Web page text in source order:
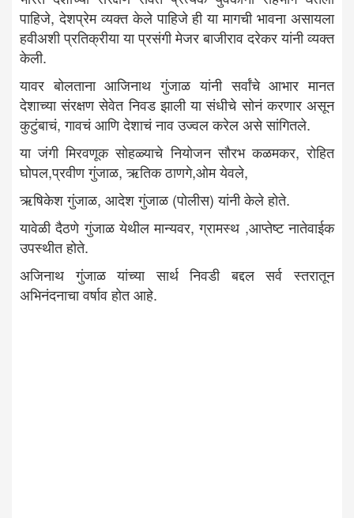
पाहिजे, देशप्रेम व्यक्त केले पाहिजे ही या मागची भावना असायला
हवीअशी प्रतिक्रीया या प्रसंगी मेजर बाजीराव दरेकर यांनी व्यक्त
केली.
यावर बोलताना आजिनाथ गुंजाळ यांनी सर्वांचे आभार मानत
देशाच्या संरक्षण सेवेत निवड झाली या संधीचे सोनं करणार असून
कुटुंबाचं, गावचं आणि देशाचं नाव उज्वल करेल असे सांगितले.
या जंगी मिरवणूक सोहळ्याचे नियोजन सौरभ कळमकर, रोहित
घोपल,प्रवीण गुंजाळ, ऋतिक ठाणगे,ओम येवले,
ऋषिकेश गुंजाळ, आदेश गुंजाळ (पोलीस) यांनी केले होते.
यावेळी दैठणे गुंजाळ येथील मान्यवर, ग्रामस्थ ,आप्तेष्ट नातेवाईक
उपस्थीत होते.
अजिनाथ गुंजाळ यांच्या सार्थ निवडी बद्दल सर्व स्तरातून
अभिनंदनाचा वर्षाव होत आहे.